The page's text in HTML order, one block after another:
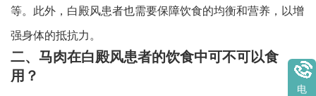
等。此外，白殿风患者也需要保障饮食的均衡和营养，以增
强身体的抵抗力。
二、马肉在白殿风患者的饮食中可不可以食
用？
电